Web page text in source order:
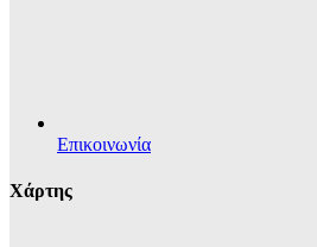
Επικοινωνία
Χάρτης